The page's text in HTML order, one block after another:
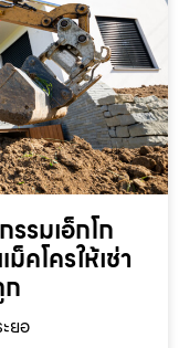
รมเอ็กโก
คโครให้เช่า
ยอ